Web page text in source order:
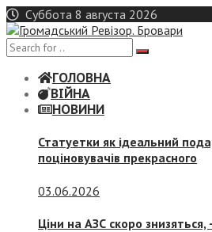
Skip
to
content
Суббота 8 августа 2026
ГОЛОВНА
ВІЙНА
НОВИНИ
Статуетки як ідеальний
поціновувачів прекрасного
03.06.2026
Ціни на АЗС скоро знизяться,